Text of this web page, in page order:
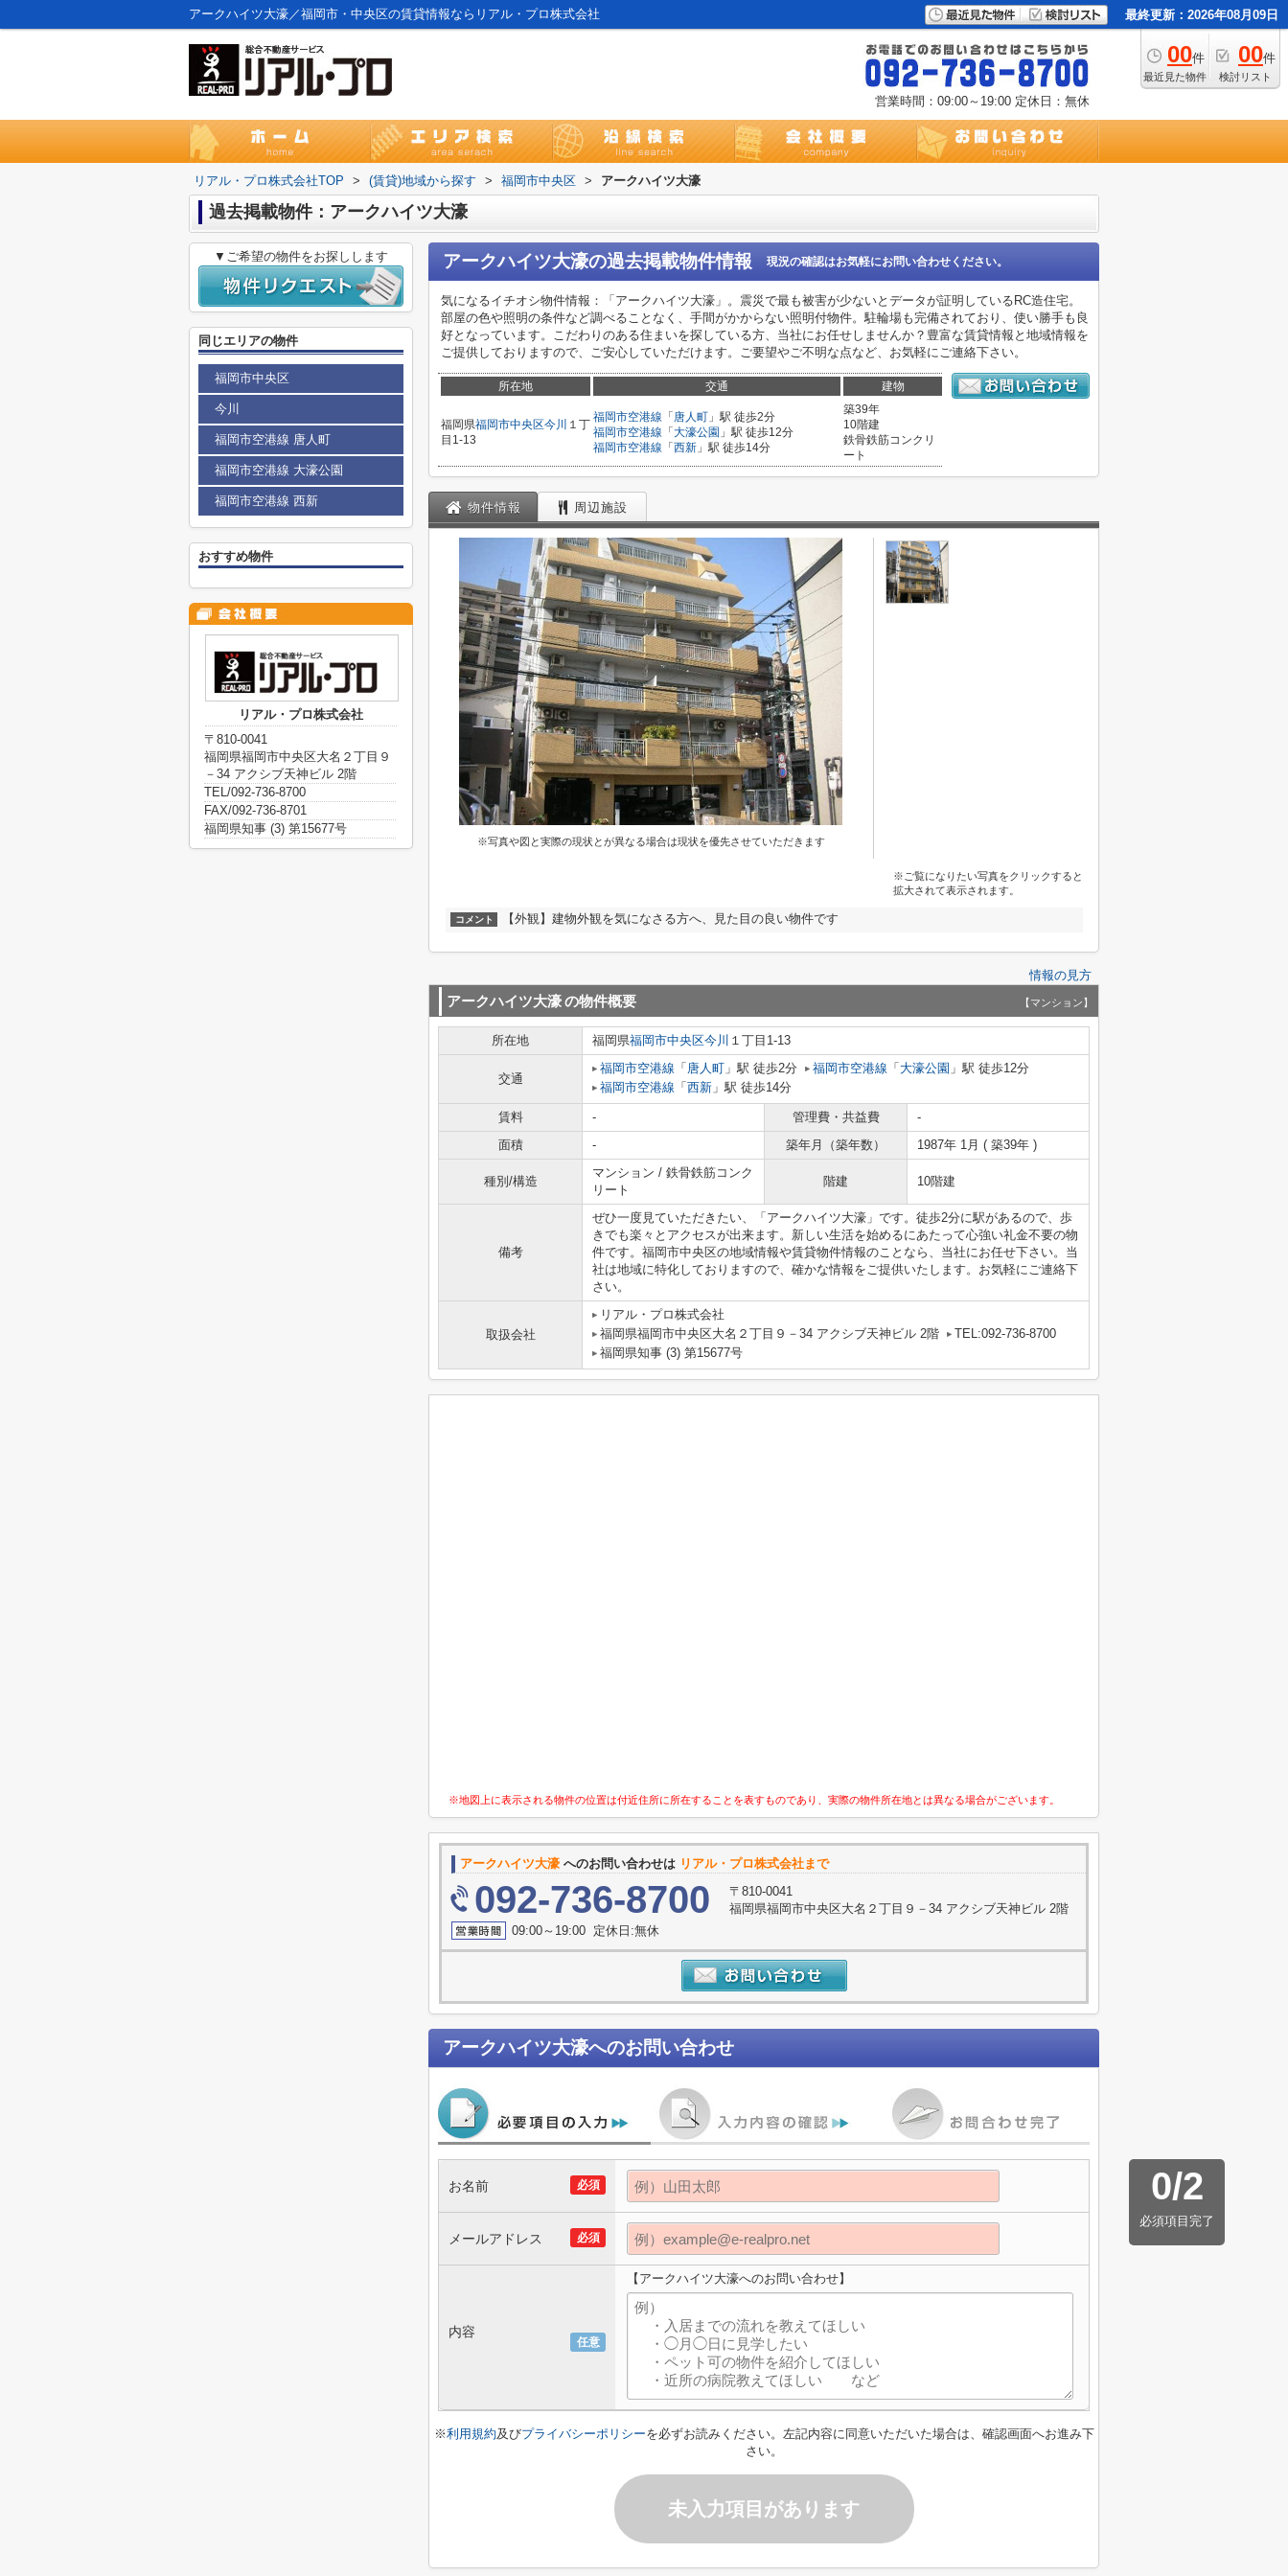
アークハイツ大濠／福岡市・中央区の賃貸情報ならリアル・プロ株式会社 最終更新：2026年08月09日
00件
最近見た物件
00件
検討リスト
営業時間：09:00～19:00 定休日：無休
リアル・プロ株式会社TOP > (賃貸)地域から探す > 福岡市中央区 > アークハイツ大濠
過去掲載物件：アークハイツ大濠
アークハイツ大濠の過去掲載物件情報 現況の確認はお気軽にお問い合わせください。
気になるイチオシ物件情報：「アークハイツ大濠」。震災で最も被害が少ないとデータが証明しているRC造住宅。
部屋の色や照明の条件など調べることなく、手間がかからない照明付物件。駐輪場も完備されており、使い勝手も良
好となっています。こだわりのある住まいを探している方、当社にお任せしませんか？豊富な賃貸情報と地域情報を
ご提供しておりますので、ご安心していただけます。ご要望やご不明な点など、お気軽にご連絡下さい。
所在地 交通 建物
福岡県福岡市中央区今川 １丁
目1-13
福岡市空港線 「 唐人町 」駅 徒歩2分
福岡市空港線 「 大濠公園 」駅 徒歩12分
福岡市空港線 「 西新 」駅 徒歩14分
築39年
10階建
鉄骨鉄筋コンクリ
ート
物件情報 周辺施設
※写真や図と実際の現状とが異なる場合は現状を優先させていただきます
※ご覧になりたい写真をクリックすると
拡大されて表示されます。
コメント 【外観】建物外観を気になさる方へ、見た目の良い物件です
情報の見方
アークハイツ大濠の物件概要 【マンション】
所在地 福岡県福岡市中央区今川 １丁目1-13
交通
福岡市空港線 「 唐人町 」駅 徒歩2分 福岡市空港線 「 大濠公園 」駅 徒歩12分
福岡市空港線 「 西新 」駅 徒歩14分
賃料 - 管理費・共益費
-
面積
- 築年月（築年数） 1987年 1月 ( 築39年 )
種別/構造
マンション / 鉄骨鉄筋コンク
リート
階建 10階建
備考
ぜひ一度見ていただきたい、「アークハイツ大濠」です。徒歩2分に駅があるので、歩
きでも楽々とアクセスが出来ます。新しい生活を始めるにあたって心強い礼金不要の物
件です。福岡市中央区の地域情報や賃貸物件情報のことなら、当社にお任せ下さい。当
社は地域に特化しておりますので、確かな情報をご提供いたします。お気軽にご連絡下
さい。
取扱会社
リアル・プロ株式会社
福岡県福岡市中央区大名２丁目９－34 アクシブ天神ビル 2階
TEL:092-736-8700
福岡県知事 (3) 第15677号
※地図上に表示される物件の位置は付近住所に所在することを表すものであり、実際の物件所在地とは異なる場合がございます。
アークハイツ大濠 へのお問い合わせは リアル・プロ株式会社まで
092-736-8700
〒810-0041
福岡県福岡市中央区大名２丁目９－34 アクシブ天神ビル 2階
09:00～19:00 定休日:無休
アークハイツ大濠へのお問い合わせ
0/2
必須項目完了
必須
お名前
必須
メールアドレス
任意
内容
【アークハイツ大濠へのお問い合わせ】
※利用規約及びプライバシーポリシーを必ずお読みください。左記内容に同意いただいた場合は、確認画面へお進み下
さい。
未入力項目があります
▼ご希望の物件をお探しします
同じエリアの物件
福岡市中央区
今川
福岡市空港線 唐人町
福岡市空港線 大濠公園
福岡市空港線 西新
おすすめ物件
リアル・プロ株式会社
〒810-0041
福岡県福岡市中央区大名２丁目９
－34 アクシブ天神ビル 2階
TEL/092-736-8700
FAX/092-736-8701
福岡県知事 (3) 第15677号